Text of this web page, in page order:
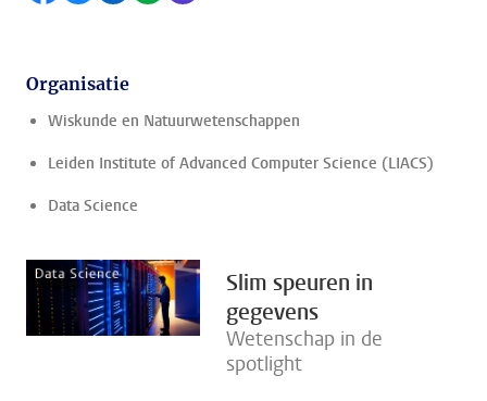
Organisatie
Wiskunde en Natuurwetenschappen
Leiden Institute of Advanced Computer Science (LIACS)
Data Science
Slim speuren in
gegevens
Wetenschap in de
spotlight